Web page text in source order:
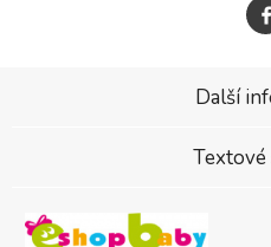
Další